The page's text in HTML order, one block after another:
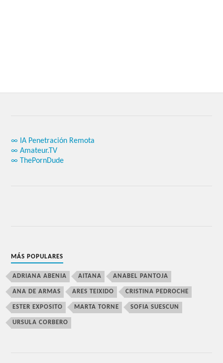
∞ IA Penetración Remota
∞ Amateur.TV
∞ ThePornDude
MÁS POPULARES
ADRIANA ABENIA AITANA ANABEL PANTOJA
ANA DE ARMAS ARES TEIXIDO CRISTINA PEDROCHE
ESTER EXPOSITO MARTA TORNE SOFIA SUESCUN
URSULA CORBERO